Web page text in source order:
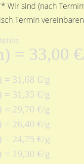
sind (nach
Termin
= 33,00
= 31,68 €/g
= 31,35 €/g
= 29,70 €/g
= 26,40 €/g
= 24,75 €/g
= 19,30 €/g